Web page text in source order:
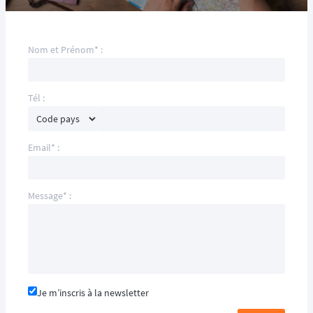
Nom et Prénom* :
Tél :
Email* :
Message* :
Je m’inscris à la newsletter